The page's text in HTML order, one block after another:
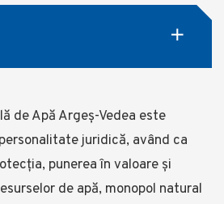
de Apă Argeș-Vedea este
juridică, având ca
punerea în valoare și
de apă, monopol natural